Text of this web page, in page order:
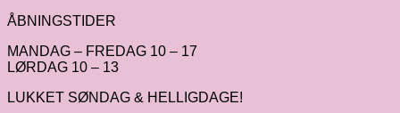
ÅBNINGSTIDER
MANDAG – FREDAG 10 – 17
LØRDAG 10 – 13
LUKKET SØNDAG & HELLIGDAGE!